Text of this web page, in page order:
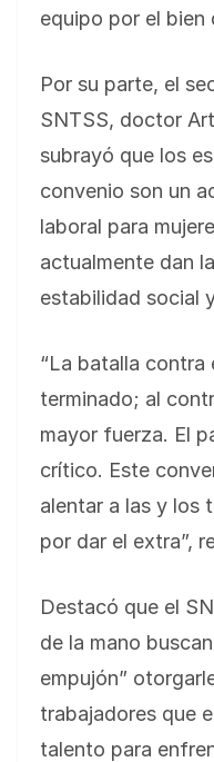
equipo por el bien
Por su parte, el
SNTSS, doctor
subrayó que los
convenio son un
laboral para
actualmente dan
estabilidad social
“La batalla contra
terminado; al
mayor fuerza. El
crítico. Este
alentar a las y los
por dar el extra”,
Destacó que el
de la mano
empujón”
trabajadores que
talento para